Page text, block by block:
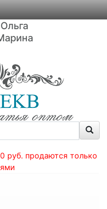
Ольга
руб. продаются только